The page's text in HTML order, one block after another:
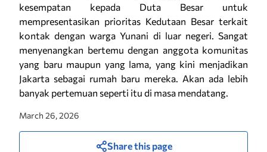
kesempatan kepada Duta Besar untuk
mempresentasikan prioritas Kedutaan Besar terkait
kontak dengan warga Yunani di luar negeri. Sangat
menyenangkan bertemu dengan anggota komunitas
yang baru maupun yang lama, yang kini menjadikan
Jakarta sebagai rumah baru mereka. Akan ada lebih
banyak pertemuan seperti itu di masa mendatang.
March 26, 2026
Share this page